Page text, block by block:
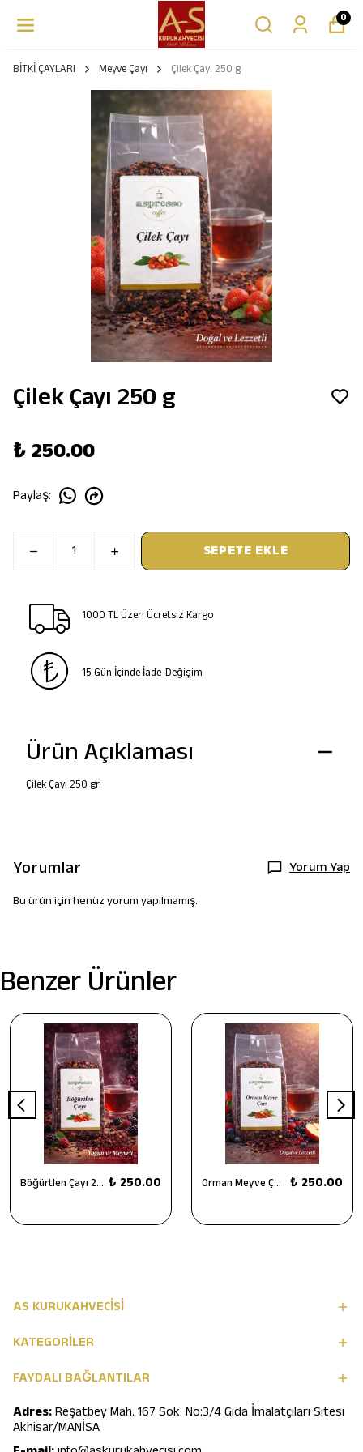
0
BİTKİ ÇAYLARI Meyve Çayı Çilek Çayı 250 g
Çilek Çayı 250 g
₺ 250.00
Paylaş:
SEPETE EKLE
1000 TL Üzeri Ücretsiz Kargo
15 Gün İçinde İade-Değişim
Ürün Açıklaması
Çilek Çayı 250 gr.
Yorumlar Yorum Yap
Bu ürün için henüz yorum yapılmamış.
Benzer Ürünler
Böğürtlen Çayı 250 g ₺ 250.00 Orman Meyve Çayı 250 g ₺ 250.00
AS KURUKAHVECİSİ
KATEGORİLER
FAYDALI BAĞLANTILAR
Adres:Reşatbey Mah. 167 Sok. No:3/4 Gıda İmalatçıları Sitesi
Akhisar/MANİSA